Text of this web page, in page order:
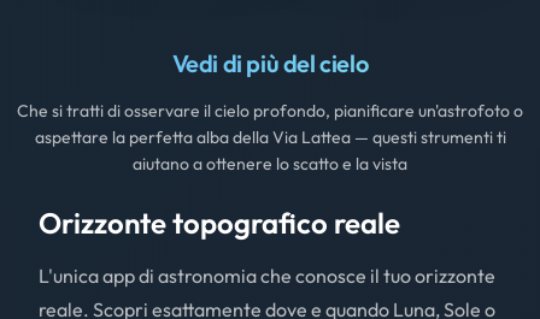
Vedi di più del cielo
Che si tratti di osservare il cielo profondo, pianificare un'astrofoto o
aspettare la perfetta alba della Via Lattea — questi strumenti ti
aiutano a ottenere lo scatto e la vista
Orizzonte topografico reale
L'unica app di astronomia che conosce il tuo orizzonte
reale. Scopri esattamente dove e quando Luna, Sole o